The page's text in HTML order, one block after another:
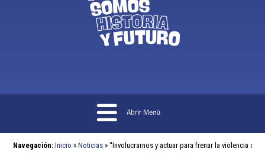
Navegación: Inicio » Noticias » “Involucrarnos y actuar para frenar la violencia